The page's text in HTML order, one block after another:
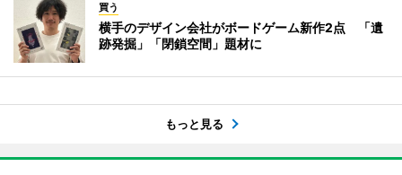
買う
横手のデザイン会社がボードゲーム新作2点 「遺
跡発掘」「閉鎖空間」題材に
もっと見る